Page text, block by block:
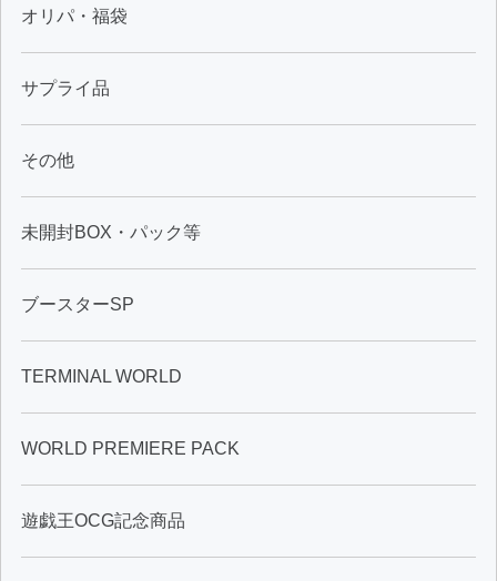
オリパ・福袋
サプライ品
その他
未開封BOX・パック等
ブースターSP
TERMINAL WORLD
WORLD PREMIERE PACK
遊戯王OCG記念商品